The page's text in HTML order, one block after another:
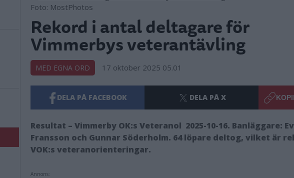
Foto: MostPhotos
Rekord i antal deltagare för
Vimmerbys veterantävling
MED EGNA ORD 17 oktober 2025 05.01
DELA PÅ FACEBOOK DELA PÅ X
Resultat – Vimmerby OK:s Veteranol 2025-10-16. Banläggare:
Fransson och Gunnar Söderholm. 64 löpare deltog, vilket är
VOK:s veteranorienteringar.
Annons: